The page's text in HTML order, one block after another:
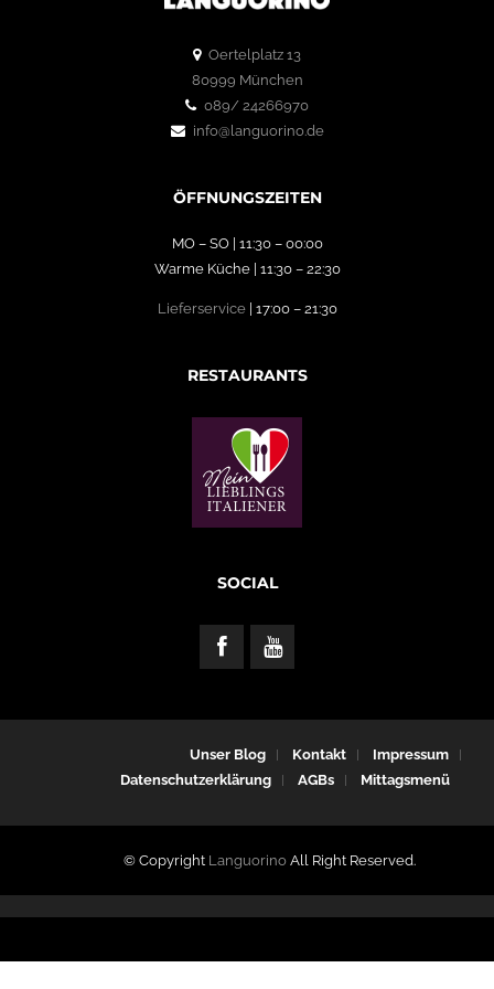
Oertelplatz 13
80999 München
089/ 24266970
info@languorino.de
ÖFFNUNGSZEITEN
MO – SO | 11:30 – 00:00
Warme Küche | 11:30 – 22:30
Lieferservice| 17:00 – 21:30
RESTAURANTS
SOCIAL
Unser Blog Kontakt
Impressum
Datenschutzerklärung
AGBs Mittagsmenü
© Copyright LanguorinoAll Right Reserved.